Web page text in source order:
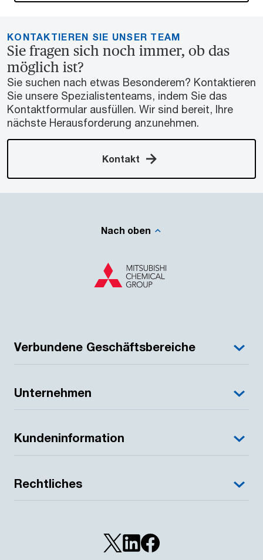
KONTAKTIEREN SIE UNSER TEAM
Sie fragen sich noch immer, ob das
möglich ist?
Sie suchen nach etwas Besonderem? Kontaktieren
Sie unsere Spezialistenteams, indem Sie das
Kontaktformular ausfüllen. Wir sind bereit, Ihre
nächste Herausforderung anzunehmen.
Kontakt
Nach oben
Verbundene Geschäftsbereiche
Unternehmen
Kundeninformation
Rechtliches